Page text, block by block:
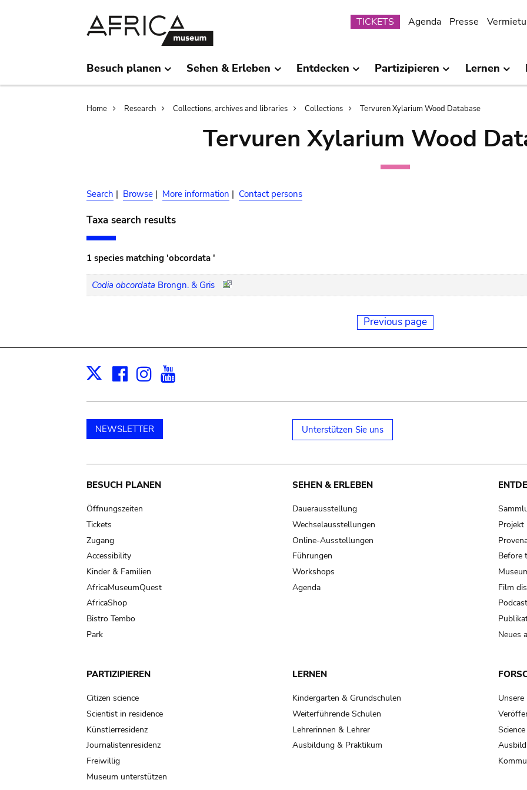
Submenu
TICKETS Agenda Presse
Besuch planen Sehen & Erleben Entdecken Partizipieren Lernen
Breadcrumb
Home Research Collections, archives and libraries Collections Tervuren Xylarium Wood Database
Tervuren Xylarium Wood
Search | Browse | More information | Contact persons
Taxa search results
1 species matching 'obcordata '
Codia obcordata Brongn. & Gris
Previous page
X Facebook
Instagram
NEWSLETTER Unterstützen Sie uns
Main
navigation
BESUCH PLANEN
Öffnungszeiten
Tickets
Zugang
Accessibility
Kinder & Familien
AfricaMuseumQuest
AfricaShop
Bistro Tembo
Park
SEHEN & ERLEBEN
Dauerausstellung
Wechselausstellungen
Online-Ausstellungen
Führungen
Workshops
Agenda
Projekt
Before
Film
Neues
PARTIZIPIEREN
Citizen science
Scientist in residence
Künstlerresidenz
Journalistenresidenz
Freiwillig
Museum unterstützen
LERNEN
Kindergarten & Grundschulen
Weiterführende Schulen
Lehrerinnen & Lehrer
Ausbildung & Praktikum